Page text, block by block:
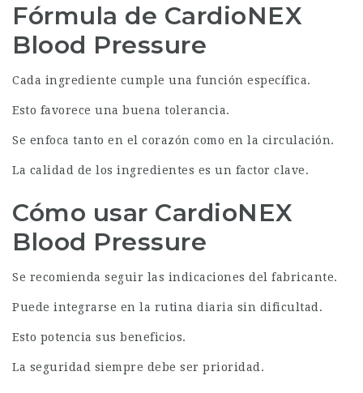
Fórmula de CardioNEX
Blood Pressure
Cada ingrediente cumple una función específica.
Esto favorece una buena tolerancia.
Se enfoca tanto en el corazón como en la circulación.
La calidad de los ingredientes es un factor clave.
Cómo usar CardioNEX
Blood Pressure
Se recomienda seguir las indicaciones del fabricante.
Puede integrarse en la rutina diaria sin dificultad.
Esto potencia sus beneficios.
La seguridad siempre debe ser prioridad.